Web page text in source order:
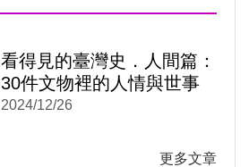
看得見的臺灣史．人間篇：
30件文物裡的人情與世事
2024/12/26
更多文章